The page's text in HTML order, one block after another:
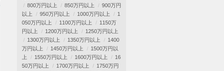
800万円以上
850万円以上
900万円
以上
950万円以上 1000万円以上
1
050万円以上
1100万円以上
1150万
円以上
1200万円以上
1250万円以上
1300万円以上
1350万円以上
1400
万円以上
1450万円以上
1500万円以
上
1550万円以上 1600万円以上
16
50万円以上
1700万円以上
1750万円